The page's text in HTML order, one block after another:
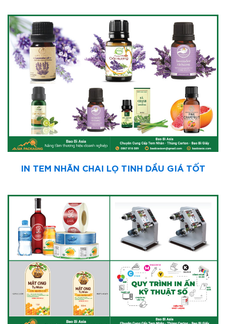
IN TEM NHÃN CHAI LỌ TINH DẦU GIÁ TỐT